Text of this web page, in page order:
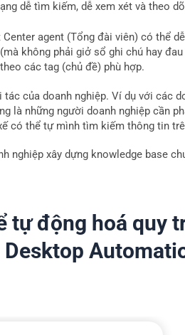
dễ tìm kiếm, dễ xem xét và theo
agent (Tổng đài viên) có thể
không phải giở sổ ghi chú hay
các tag (chủ đề) phù hợp.
của doanh nghiệp. Ví dụ với các
là những người doanh nghiệp cần
có thể tự mình tìm kiếm thông tin
xây dựng knowledge base
tự động hoá quy